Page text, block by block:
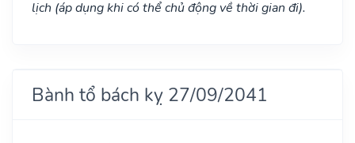
lịch (áp dụng khi có thể chủ động về thời gian đi).
Bành tổ bách kỵ 27/09/2041